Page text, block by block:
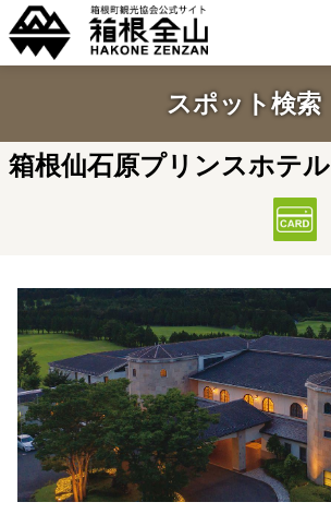
スポット検索
箱根仙石原プリンスホテル